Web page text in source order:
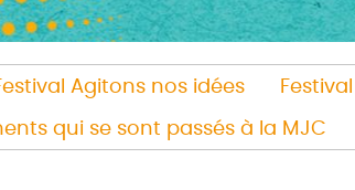
Agitons nos idées
qui se sont passés à la MJC